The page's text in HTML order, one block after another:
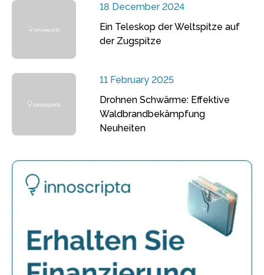
18 December 2024
Ein Teleskop der Weltspitze auf
der Zugspitze
11 February 2025
Drohnen Schwärme: Effektive
Waldbrandbekämpfung
Neuheiten